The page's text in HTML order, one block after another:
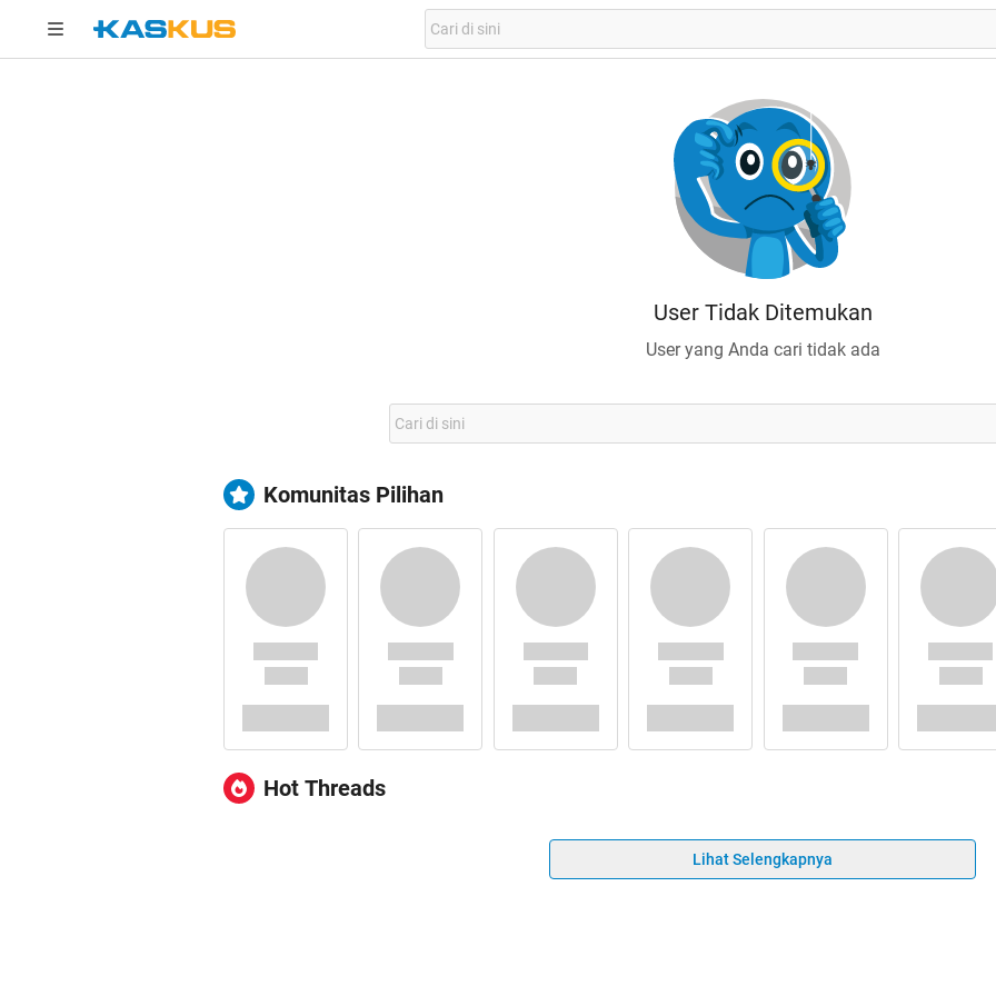
User Tidak Ditemukan
User yang Anda cari tidak ada
Komunitas Pilihan
Hot Threads
Lihat Selengkapnya